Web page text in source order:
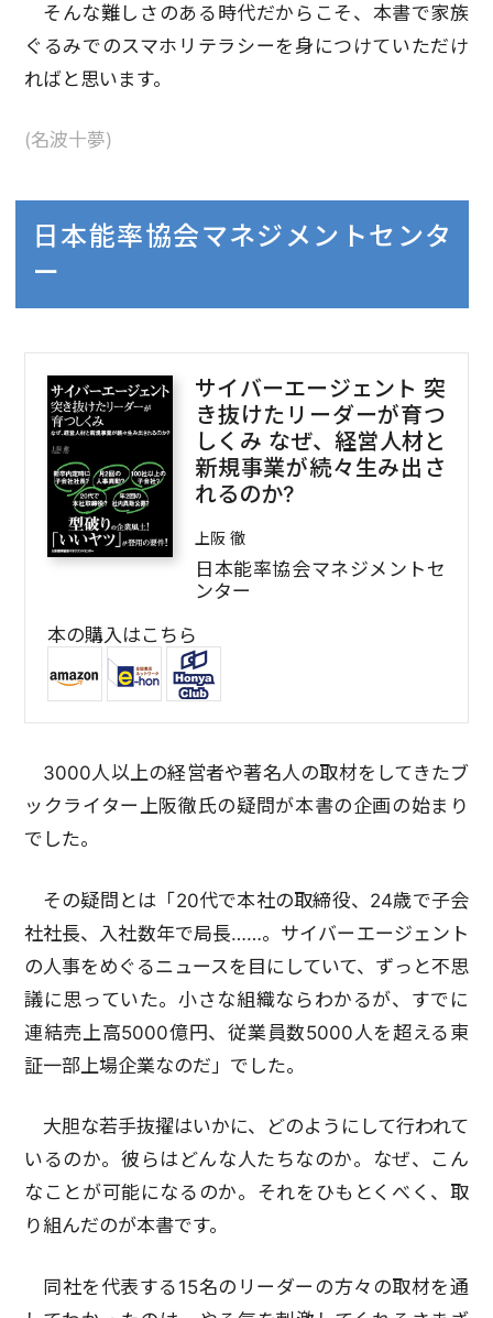
そんな難しさのある時代だからこそ、本書で家族
ぐるみでのスマホリテラシーを身につけていただけ
ればと思います。
(名波十夢)
日本能率協会マネジメントセンタ
ー
サイバーエージェント 突
き抜けたリーダーが育つ
しくみ なぜ、経営人材と
新規事業が続々生み出さ
れるのか?
上阪 徹
日本能率協会マネジメントセ
ンター
本の購入はこちら
3000人以上の経営者や著名人の取材をしてきたブ
ックライター上阪徹氏の疑問が本書の企画の始まり
でした。
その疑問とは「20代で本社の取締役、24歳で子会
社社長、入社数年で局長……。サイバーエージェント
の人事をめぐるニュースを目にしていて、ずっと不思
議に思っていた。小さな組織ならわかるが、すでに
連結売上高5000億円、従業員数5000人を超える東
証一部上場企業なのだ」でした。
大胆な若手抜擢はいかに、どのようにして行われて
いるのか。彼らはどんな人たちなのか。なぜ、こん
なことが可能になるのか。それをひもとくべく、取
り組んだのが本書です。
同社を代表する15名のリーダーの方々の取材を通